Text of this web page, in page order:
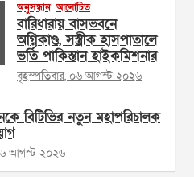
অনুসন্ধান আলোচিত
বারিধারায় বাসভবনে
অগ্নিকাণ্ড, সস্ত্রীক হাসপাতালে
ভর্তি পাকিস্তান হাইকমিশনার
বৃহস্পতিবার, ০৬ আগস্ট ২০২৬
বিটিভির নতুন মহাপরিচালক
আগস্ট ২০২৬